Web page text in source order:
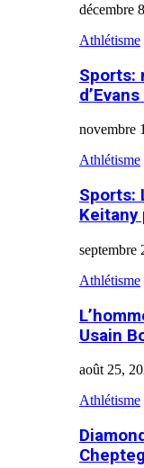
décembre
Athlétisme
Sports:
novembre
Athlétisme
Sports:
Keitany
septembre
Athlétisme
Usain
août 25,
Athlétisme